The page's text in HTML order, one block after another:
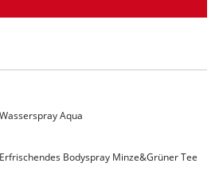
Aqua
Bodyspray Minze&Grüner Tee